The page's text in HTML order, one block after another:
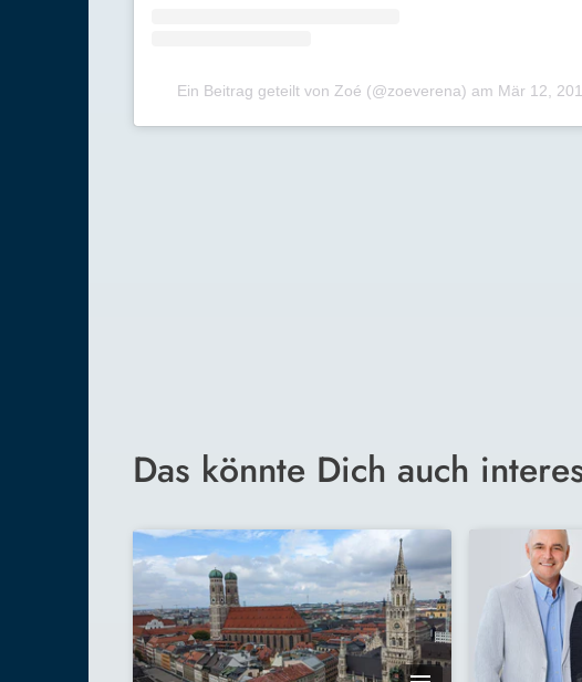
Ein Beitrag geteilt von Zoé (@zoeverena) am Mär 12,
Das könnte Dich auch